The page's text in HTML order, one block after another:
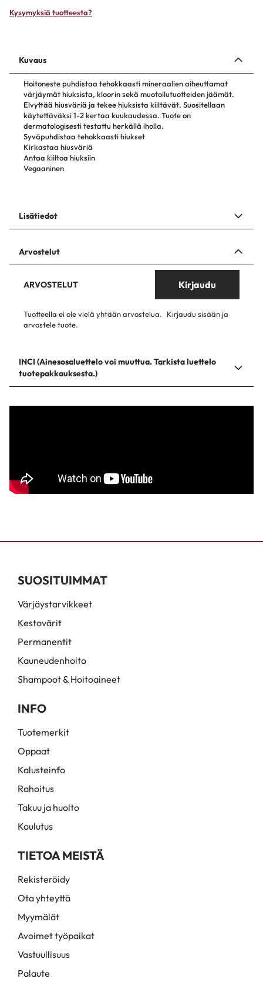
Kysymyksiä tuotteesta?
Kuvaus
Hoitoneste puhdistaa tehokkaasti mineraalien aiheuttamat
värjäymät hiuksista, kloorin sekä muotoilutuotteiden jäämät.
Elvyttää hiusväriä ja tekee hiuksista kiiltävät. Suositellaan
käytettäväksi 1-2 kertaa kuukaudessa. Tuote on
dermatologisesti testattu herkällä iholla.
Syväpuhdistaa tehokkaasti hiukset
Kirkastaa hiusväriä
Antaa kiiltoa hiuksiin
Vegaaninen
Lisätiedot
Arvostelut
ARVOSTELUT Kirjaudu
Tuotteella ei ole vielä yhtään arvostelua.
Kirjaudu sisään ja
arvostele tuote.
INCI (Ainesosaluettelo voi muuttua. Tarkista luettelo
tuotepakkauksesta.)
SUOSITUIMMAT
Värjäystarvikkeet
Kestovärit
Permanentit
Kauneudenhoito
Shampoot & Hoitoaineet
INFO
Tuotemerkit
Oppaat
Kalusteinfo
Rahoitus
Takuu ja huolto
Koulutus
TIETOA MEISTÄ
Rekisteröidy
Ota yhteyttä
Myymälät
Avoimet työpaikat
Vastuullisuus
Palaute